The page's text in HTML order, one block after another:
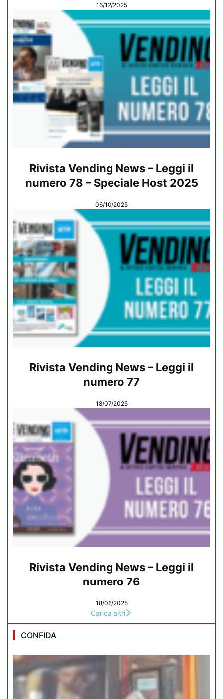
16/12/2025
Rivista Vending News – Leggi il
numero 78 – Speciale Host 2025
06/10/2025
Rivista Vending News – Leggi il
numero 77
18/07/2025
Rivista Vending News – Leggi il
numero 76
18/06/2025
Carica altri
CONFIDA